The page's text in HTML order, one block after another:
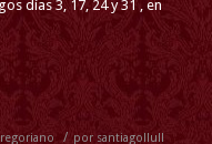
días 3, 17, 24 y 31 , en
/ por santiagollull